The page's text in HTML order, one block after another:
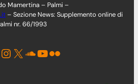
Mamertina – Palmi –
– Sezione News: Supplemento online di
nr. 66/1993
Instagram X Soundcloud YouTube Flickr